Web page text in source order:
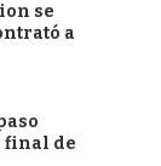
se
a
final de